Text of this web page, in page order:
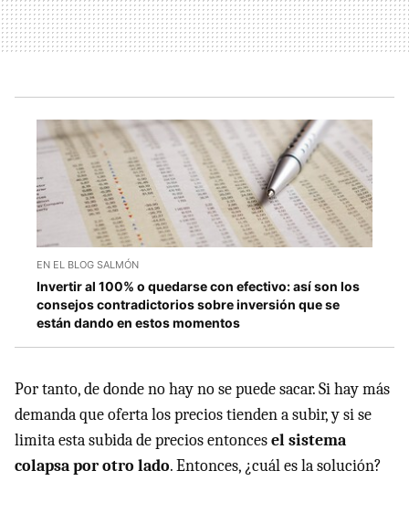
EN EL BLOG SALMÓN
Invertir al 100% o quedarse con efectivo: así son los
consejos contradictorios sobre inversión que se
están dando en estos momentos
Por tanto, de donde no hay no se puede sacar. Si hay más
demanda que oferta los precios tienden a subir, y si se
limita esta subida de precios entoncesel sistema
colapsa por otro lado. Entonces, ¿cuál es la solución?